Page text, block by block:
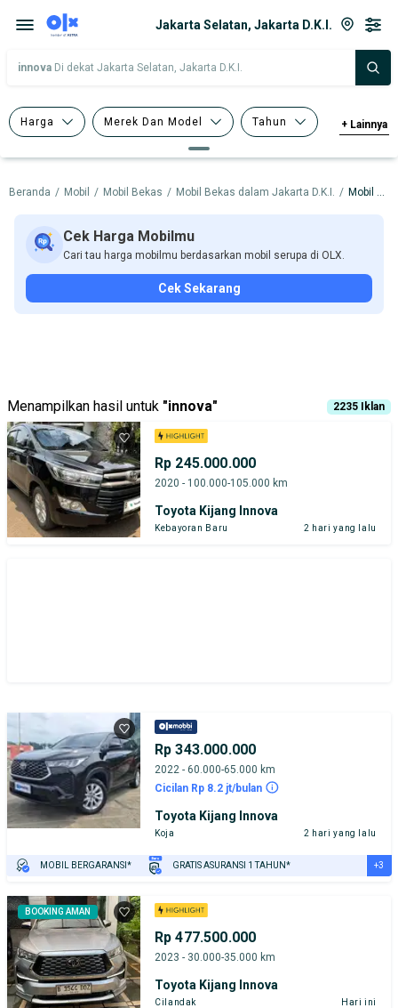
Jakarta Selatan, Jakarta D.K.I.
innova Di dekat Jakarta Selatan, Jakarta D.K.I.
Harga Merek Dan Model Tahun
Tipe Bodi Tipe Membership
+ Lainnya
Beranda / Mobil / Mobil Bekas / Mobil Bekas dalam Jakarta D.K.I. / Mobil Bekas dalam Jakarta Selatan
Cek Harga Mobilmu
Cari tau harga mobilmu berdasarkan mobil serupa di OLX.
Cek Sekarang
Menampilkan hasil untuk "innova" 2235 Iklan
Rp 245.000.000
2020 - 100.000-105.000 km
Toyota Kijang Innova
Kebayoran Baru 2 hari yang lalu
Rp 343.000.000
2022 - 60.000-65.000 km
Cicilan Rp 8.2 jt/bulan
Toyota Kijang Innova
Koja 2 hari yang lalu
MOBIL BERGARANSI* GRATIS ASURANSI 1 TAHUN*
PENJUAL TERVERIFIKASI
+3
BOOKING AMAN
Rp 477.500.000
2023 - 30.000-35.000 km
Toyota Kijang Innova
Cilandak Hari ini